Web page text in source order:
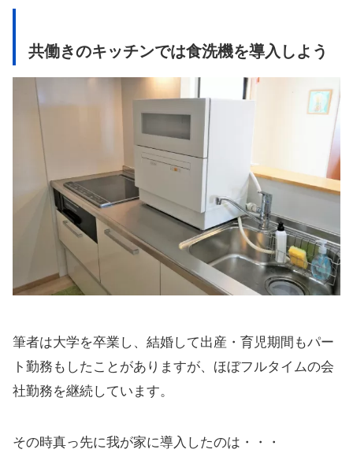
共働きのキッチンでは食洗機を導入しよう
筆者は大学を卒業し、結婚して出産・育児期間もパー
ト勤務もしたことがありますが、ほぼフルタイムの会
社勤務を継続しています。
その時真っ先に我が家に導入したのは・・・